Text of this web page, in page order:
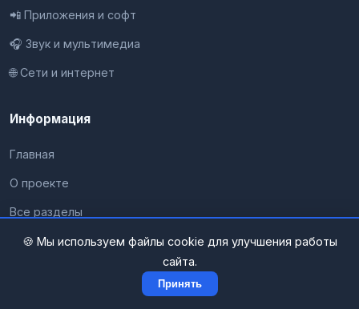
📲 Приложения и софт
🎧 Звук и мультимедиа
🌐 Сети и интернет
Информация
Главная
О проекте
Все разделы
Контакты
🍪 Мы используем файлы cookie для улучшения работы
сайта.
Принять